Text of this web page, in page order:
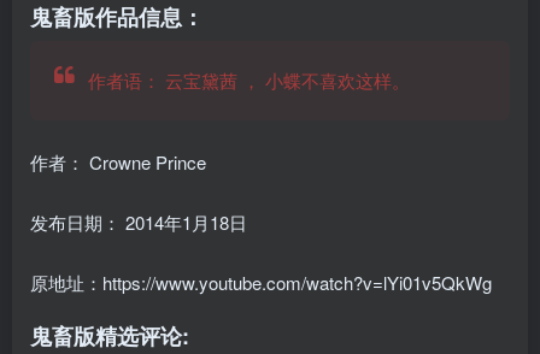
鬼畜版作品信息：
作者语： 云宝黛茜 ， 小蝶不喜欢这样。
作者： Crowne Prince
发布日期： 2014年1月18日
原地址：https://www.youtube.com/watch?v=lYi01v5QkWg
鬼畜版精选评论: